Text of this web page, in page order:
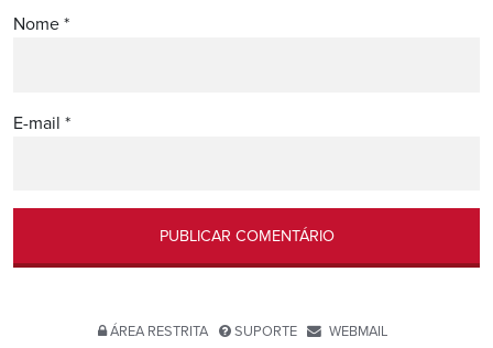
Nome *
E-mail *
ÁREA RESTRITA SUPORTE
WEBMAIL